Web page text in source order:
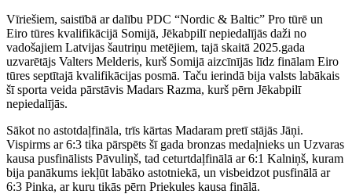
Vīriešiem, saistībā ar dalību PDC “Nordic & Baltic” Pro tūrē un
Eiro tūres kvalifikācijā Somijā, Jēkabpilī nepiedalījās daži no
vadošajiem Latvijas šautriņu metējiem, tajā skaitā 2025.gada
uzvarētājs Valters Melderis, kurš Somijā aizcīnījās līdz finālam Eiro
tūres septītajā kvalifikācijas posmā. Taču ierindā bija valsts labākais
šī sporta veida pārstāvis Madars Razma, kurš pērn Jēkabpilī
nepiedalījās.
Sākot no astotdaļfināla, trīs kārtas Madaram pretī stājās Jāņi.
Vispirms ar 6:3 tika pārspēts šī gada bronzas medaļnieks un Uzvaras
kausa pusfinālists Pāvuliņš, tad ceturtdaļfinālā ar 6:1 Kalniņš, kuram
bija panākums iekļūt labāko astotniekā, un visbeidzot pusfinālā ar
6:3 Pinka, ar kuru tikās pērn Priekules kausa finālā.